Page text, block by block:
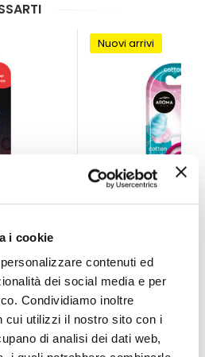
i cookie
contenuti ed
dei social media e per
Condividiamo inoltre
cui utilizzi il nostro sito con i
di analisi dei dati web,
Dia De Los Muertos Silver
Nuovi arrivi
Profumi da
AROMA CAR
4,5ml
4,05 €